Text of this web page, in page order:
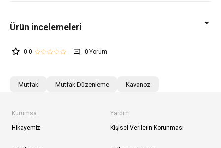
0.0 0
Mutfak Mutfak Düzenleme Kavanoz
Kurumsal
Hikayemiz
Yardım
Kişisel Verilerin Korunması